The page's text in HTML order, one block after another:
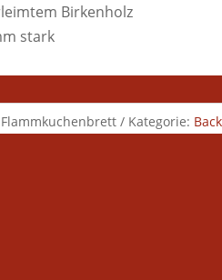
Birkenholz
stark
Flammkuchenbrett Kategorie: